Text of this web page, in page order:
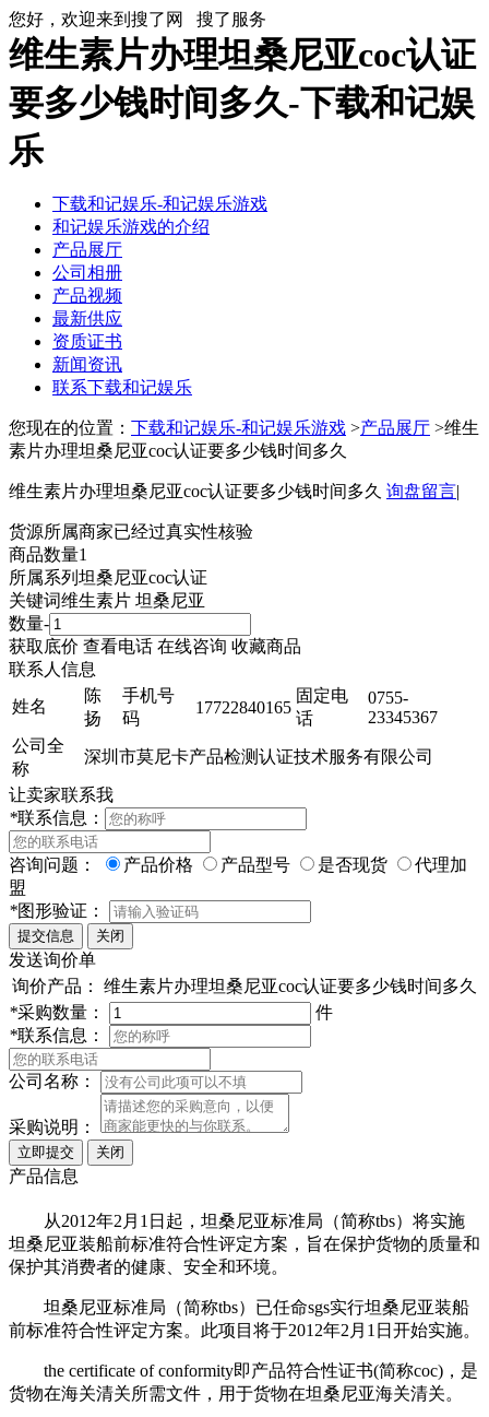
您好，欢迎来到搜了网 搜了服务
维生素片办理坦桑尼亚coc认证
要多少钱时间多久-下载和记娱
乐
下载和记娱乐-和记娱乐游戏
和记娱乐游戏的介绍
产品展厅
公司相册
产品视频
最新供应
资质证书
新闻资讯
联系下载和记娱乐
您现在的位置： 下载和记娱乐-和记娱乐游戏 >产品展厅 >维生
素片办理坦桑尼亚coc认证要多少钱时间多久
维生素片办理坦桑尼亚coc认证要多少钱时间多久 询盘留言|
货源所属商家已经过真实性核验
商品数量1
所属系列 坦桑尼亚coc认证
关键词维生素片 坦桑尼亚
数量-
获取底价 查看电话 在线咨询 收藏商品
联系人信息
姓名
陈
扬
手机号
码
17722840165
固定电
话
0755-
23345367
公司全
称
深圳市莫尼卡产品检测认证技术服务有限公司
让卖家联系我
*联系信息：
咨询问题： 产品价格 产品型号 是否现货
代理加
盟
*图形验证：
发送询价单
询价产品：
维生素片办理坦桑尼亚coc认证要多少钱时间多久
*采购数量：
件
*联系信息：
公司名称：
采购说明：
产品信息
从2012年2月1日起，坦桑尼亚标准局（简称tbs）将实施
坦桑尼亚装船前标准符合性评定方案，旨在保护货物的质量和
保护其消费者的健康、安全和环境。
坦桑尼亚标准局（简称tbs）已任命sgs实行坦桑尼亚装船
前标准符合性评定方案。此项目将于2012年2月1日开始实施。
the certificate of conformity即产品符合性证书(简称coc)，是
货物在海关清关所需文件，用于货物在坦桑尼亚海关清关。